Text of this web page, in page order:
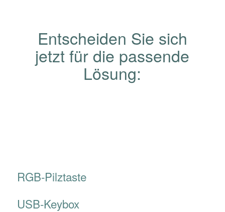
Entscheiden Sie sich
jetzt für die passende
Lösung:
RGB-Pilztaste
USB-Keybox